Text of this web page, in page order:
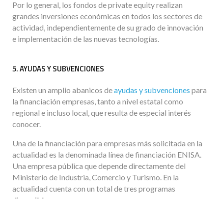
Por lo general, los fondos de private equity realizan
grandes inversiones económicas en todos los sectores de
actividad, independientemente de su grado de innovación
e implementación de las nuevas tecnologías.
5. AYUDAS Y SUBVENCIONES
Existen un amplio abanicos deayudas y subvenciones para
la financiación empresas, tanto a nivel estatal como
regional e incluso local, que resulta de especial interés
conocer.
Una de la financiación para empresas más solicitada en la
actualidad es la denominada línea de financiación ENISA.
Una empresa pública que depende directamente del
Ministerio de Industria, Comercio y Turismo. En la
actualidad cuenta con un total de tres programas